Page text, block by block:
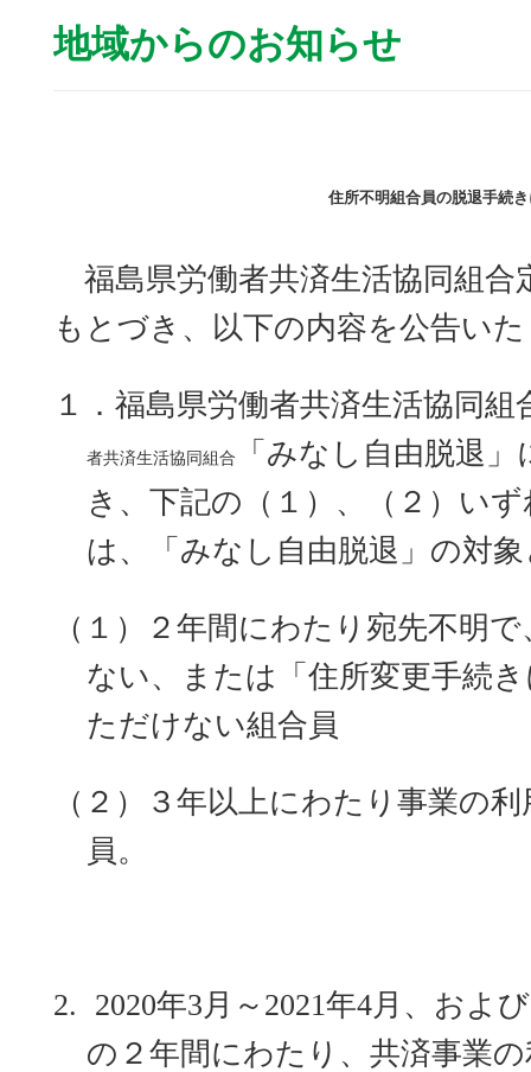
地域からのお知らせ
住所不明組合員の脱退手続
福島県労働者共済生活協同組合
もとづき、以下の内容を公告い
１． 福島県労働者共済生活協同組
者共済生活協同組合
「みなし自由脱退
き、下記の（１）、（２）い
は、「みなし自由脱退」の対
（１）
２年間にわたり宛先不明
ない、または「住所変更手続
ただけない組合員
（２）
３年以上にわたり事業の
員。
2. 2020年3月～ 2021年4月、およ
の２年間にわたり、共済事業